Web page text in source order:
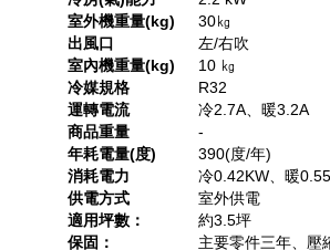
室外機重量(kg)
30㎏
出風口
左/右吹
室內機重量(kg)
10 ㎏
冷媒規格
R32
運轉電流
冷2.7A、暖3.2A
商品重量
-
年耗電量(度)
390(度/年)
消耗電力
冷0.42KW、暖
供電方式
室外供電
適用坪數：
約3.5坪
保固：
主要零件三年、壓